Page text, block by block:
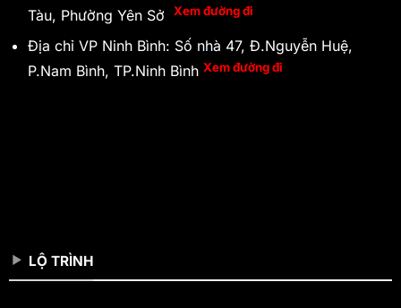
Tàu, Phường Yên Sở
Xem đường đi
Địa chỉ VP Ninh Bình: Số nhà 47, Đ.Nguyễn Huệ,
P.Nam Bình, TP.Ninh Bình Xem đường đi
LỘ TRÌNH